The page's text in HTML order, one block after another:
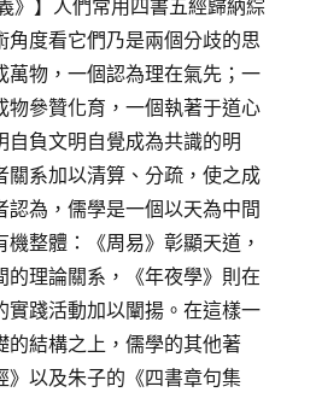
》】人們常用四書五經歸納綜
角度看它們乃是兩個分歧的思
萬物，一個認為理在氣先；一
物參贊化育，一個執著于道心
自負文明自覺成為共識的明
關系加以清算、分疏，使之成
認為，儒學是一個以天為中間
整體：《周易》彰顯天道，
的理論關系，《年夜學》則在
實踐活動加以闡揚。在這樣一
的結構之上，儒學的其他著
》以及朱子的《四書章句集